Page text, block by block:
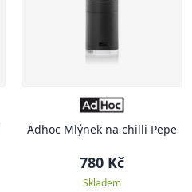
Adhoc Mlýnek na chilli Pepe
780 Kč
Skladem